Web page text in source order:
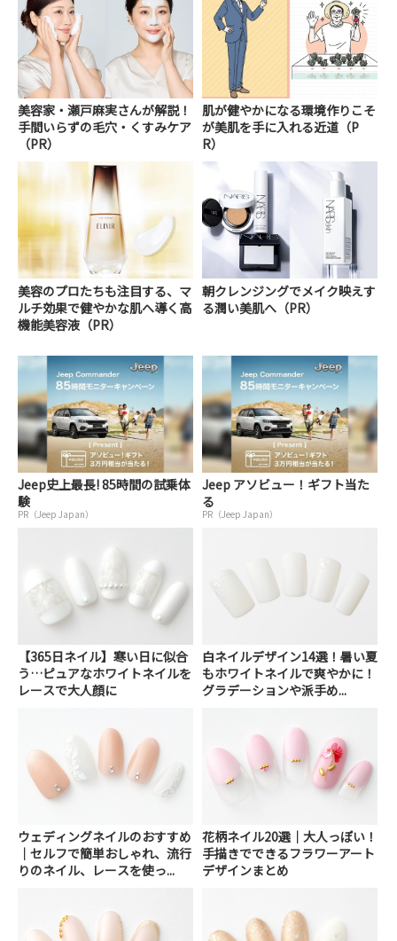
美容家・瀬戸麻実さんが解説！
手間いらずの毛穴・くすみケア
（PR）
肌が健やかになる環境作りこそ
が美肌を手に入れる近道（P
R）
美容のプロたちも注目する、マ
ルチ効果で健やかな肌へ導く高
機能美容液（PR）
朝クレンジングでメイク映えす
る潤い美肌へ（PR）
Jeep史上最長! 85時間の試乗体
験
PR（Jeep Japan）
Jeep アソビュー！ギフト当た
る
PR（Jeep Japan）
【365日ネイル】寒い日に似合
う…ピュアなホワイトネイルを
レースで大人顔に
白ネイルデザイン14選！暑い夏
もホワイトネイルで爽やかに！
グラデーションや派手め...
ウェディングネイルのおすすめ
｜セルフで簡単おしゃれ、流行
りのネイル、レースを使っ...
花柄ネイル20選｜大人っぽい！
手描きでできるフラワーアート
デザインまとめ